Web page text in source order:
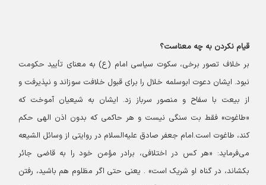
قیام نکردن به چه معناست؟
بر خلاف تصور برخی، سکوت سیاسی امام (ع) به معنای تأیید حکومت
نبود. ایشان دعوت ابوسلمه خلال را برای قبول خلافت سوزاند و نپذیرفت و
از بیعت با سفاح و منصور سرباز زد. ایشان به شیعیان آموخت که
«طاغوت» فقط بت سنگی نیست و هر حاکمی که بدون اذن الهی حکم
کند، طاغوت است.امام جعفر صادق علیه‌السلام در روایتی از وسائل الشیعه
می‌فرماید: «هر کس در اختلافی، برادر مؤمن خود را به قاضی جائر
بکشاند، در گناه او شریک است» . یعنی حتی اگر مظلوم هم باشید، رفتن